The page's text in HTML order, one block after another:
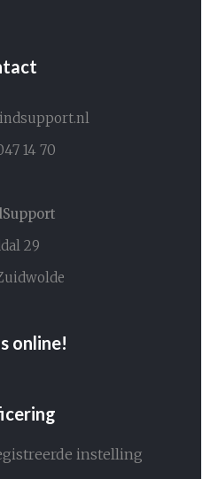
14 70
29
online!
instelling